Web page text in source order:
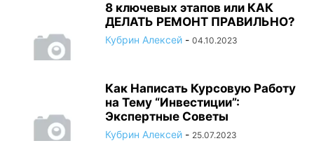
8 ключевых этапов или КАК
ДЕЛАТЬ РЕМОНТ ПРАВИЛЬНО?
Кубрин Алексей - 04.10.2023
Как Написать Курсовую Работу
на Тему “Инвестиции”:
Экспертные Советы
Кубрин Алексей - 25.07.2023